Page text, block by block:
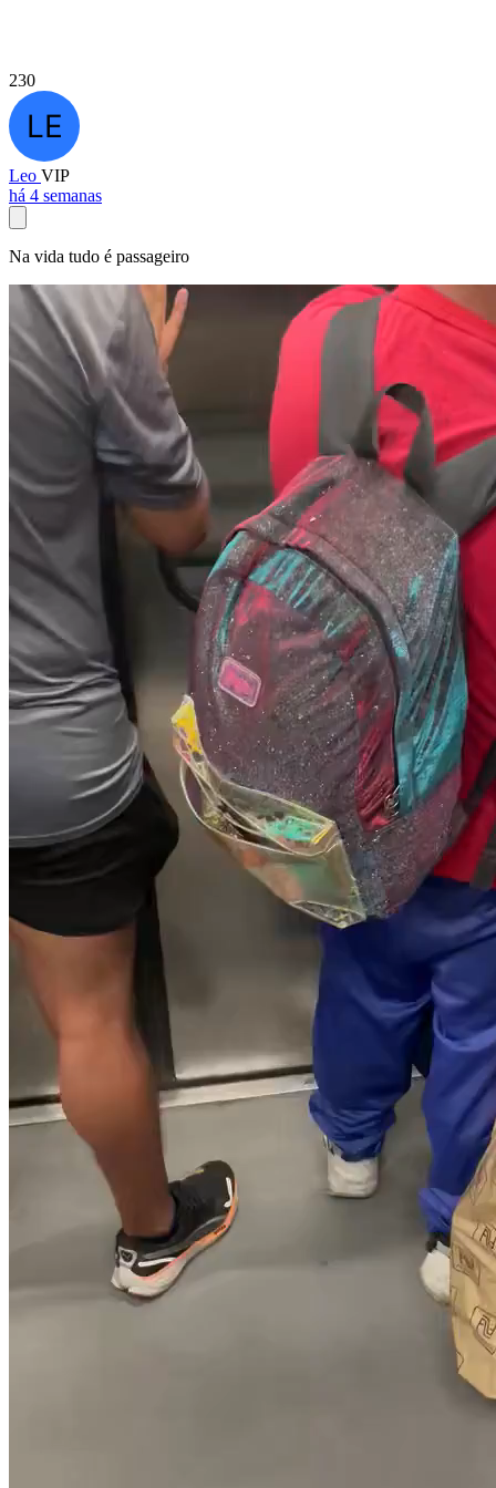
230
Leo VIP
há 4 semanas
Na vida tudo é passageiro